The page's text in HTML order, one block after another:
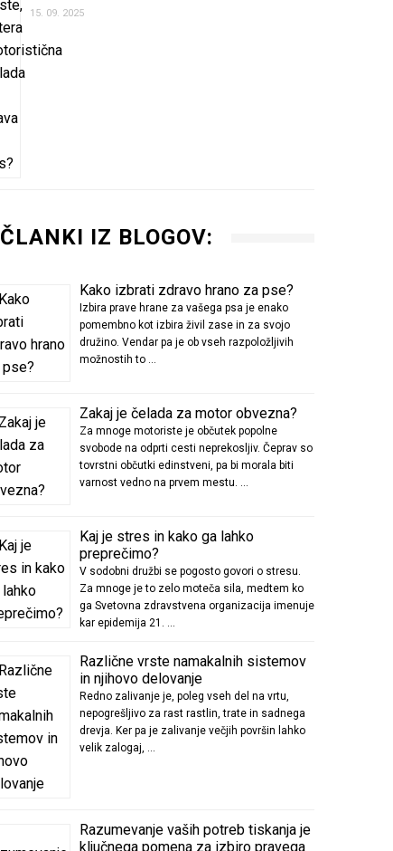
15. 09. 2025
ČLANKI IZ BLOGOV:
Kako izbrati zdravo hrano za pse?
Izbira prave hrane za vašega psa je enako
pomembno kot izbira živil zase in za svojo
družino. Vendar pa je ob vseh razpoložljivih
možnostih to …
Zakaj je čelada za motor obvezna?
Za mnoge motoriste je občutek popolne
svobode na odprti cesti neprekosljiv. Čeprav so
tovrstni občutki edinstveni, pa bi morala biti
varnost vedno na prvem mestu. …
Kaj je stres in kako ga lahko
preprečimo?
V sodobni družbi se pogosto govori o stresu.
Za mnoge je to zelo moteča sila, medtem ko
ga Svetovna zdravstvena organizacija imenuje
kar epidemija 21. …
Različne vrste namakalnih sistemov
in njihovo delovanje
Redno zalivanje je, poleg vseh del na vrtu,
nepogrešljivo za rast rastlin, trate in sadnega
drevja. Ker pa je zalivanje večjih površin lahko
velik zalogaj, …
Razumevanje vaših potreb tiskanja je
ključnega pomena za izbiro pravega